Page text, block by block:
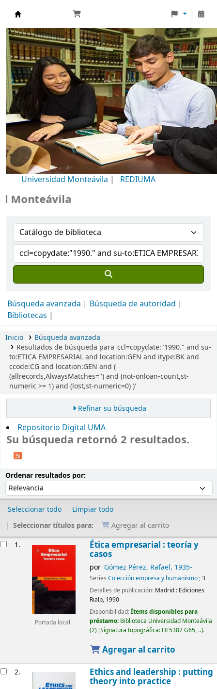
Biblioteca Universidad Monteávila
Universidad Monteávila | REDIUMA
Búsqueda avanzada
Búsqueda de autoridad
Bibliotecas
Inicio
Búsqueda avanzada
Resultados de búsqueda para 'ccl=copydate:"1990." and su-
to:ETICA EMPRESARIAL and location:GEN and itype:BK and
ccode:CG and location:GEN and (
(allrecords,AlwaysMatches='') and (not-onloan-count,st-
numeric >= 1) and (lost,st-numeric=0) )'
Refinar su búsqueda
Repositorio Digital UMA
Su búsqueda retornó 2 resultados.
Ordenar resultados por:
Seleccionar todo
Limpiar todo
Seleccionar títulos para:
Agregar al carrito
1.
Portada local
Ética empresarial : teoría y
casos
por Gómez Pérez, Rafael, 1935-
Series Colección empresa y humanismo; 3
Detalles de publicación: Madrid : Ediciones
Rialp, 1990
Disponibilidad:Ítems disponibles para
préstamo: Biblioteca Universidad Monteávila
(2) Signatura topográfica: HF5387 G65, .. .
Agregar al carrito
2. Ethics and leadership : putting
theory into practice